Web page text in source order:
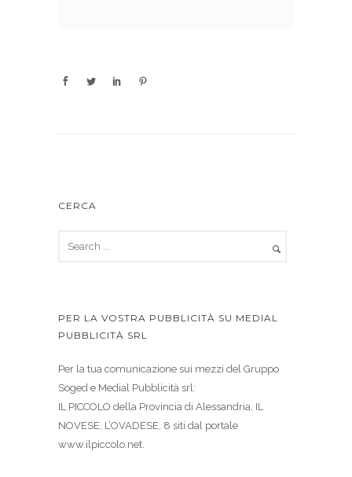
CERCA
PER LA VOSTRA PUBBLICITÀ SU MEDIAL
PUBBLICITÀ SRL
Per la tua comunicazione sui mezzi del Gruppo
Soged e Medial Pubblicità srl:
IL PICCOLO della Provincia di Alessandria, IL
NOVESE, L’OVADESE, 8 siti dal portale
www.ilpiccolo.net.